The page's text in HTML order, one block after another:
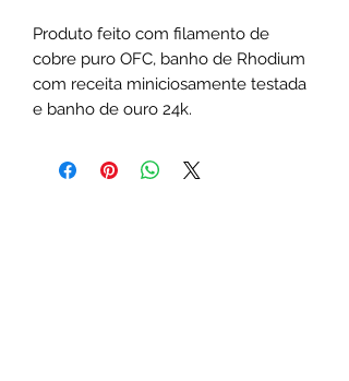
Produto feito com filamento de
cobre puro OFC, banho de Rhodium
com receita miniciosamente testada
e banho de ouro 24k.